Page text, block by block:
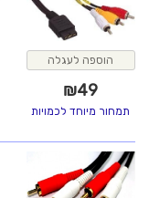
הוספה לעגלה
₪49
תמחור מיוחד לכמויות